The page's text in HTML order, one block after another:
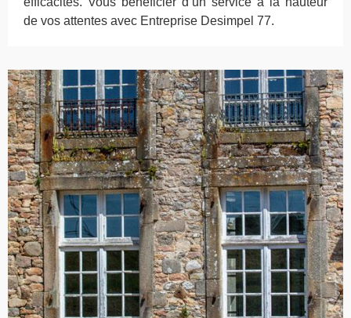
de vos attentes avec Entreprise Desimpel 77.